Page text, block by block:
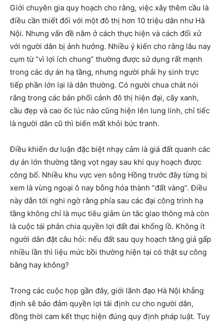
Giới chuyên gia quy hoạch cho rằng, việc xây thêm cầu là
điều cần thiết đối với một đô thị hơn 10 triệu dân như Hà
Nội. Nhưng vấn đề nằm ở cách thực hiện và cách đối xử
với người dân bị ảnh hưởng. Nhiều ý kiến cho rằng lâu nay
cụm từ “vì lợi ích chung” thường được sử dụng rất mạnh
trong các dự án hạ tầng, nhưng người phải hy sinh trực
tiếp phần lớn lại là dân thường. Có người chua chát nói
rằng trong các bản phối cảnh đô thị hiện đại, cây xanh,
cầu đẹp và cao ốc lúc nào cũng hiện lên lung linh, chỉ tiếc
là người dân cũ thì biến mất khỏi bức tranh.
Điều khiến dư luận đặc biệt nhạy cảm là giá đất quanh các
dự án lớn thường tăng vọt ngay sau khi quy hoạch được
công bố. Nhiều khu vực ven sông Hồng trước đây từng bị
xem là vùng ngoại ô nay bỗng hóa thành “đất vàng”. Điều
này dẫn tới nghi ngờ rằng phía sau các đại công trình hạ
tầng không chỉ là mục tiêu giảm ùn tắc giao thông mà còn
là cuộc tái phân chia quyền lợi đất đai khổng lồ. Không ít
người dân đặt câu hỏi: nếu đất sau quy hoạch tăng giá gấp
nhiều lần thì liệu mức bồi thường hiện tại có thật sự công
bằng hay không?
Trong các cuộc họp gần đây, giới lãnh đạo Hà Nội khẳng
định sẽ bảo đảm quyền lợi tái định cư cho người dân,
đồng thời cam kết thực hiện đúng quy định pháp luật. Tuy